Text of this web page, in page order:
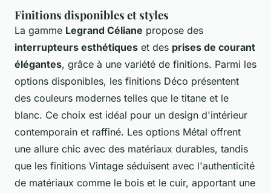
Finitions disponibles et styles
La gamme Legrand Céliane propose des
interrupteurs esthétiques et des prises de courant
élégantes, grâce à une variété de finitions. Parmi les
options disponibles, les finitions Déco présentent
des couleurs modernes telles que le titane et le
blanc. Ce choix est idéal pour un design d'intérieur
contemporain et raffiné. Les options Métal offrent
une allure chic avec des matériaux durables, tandis
que les finitions Vintage séduisent avec l'authenticité
de matériaux comme le bois et le cuir, apportant une